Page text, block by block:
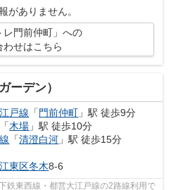
がありません。
レ門前仲町」への
わせはこちら
ーデン）
戸線 「 門前仲町 」駅 徒歩9分
「木場 」駅 徒歩10分
「清澄白河 」駅 徒歩15分
江東区冬木8-6